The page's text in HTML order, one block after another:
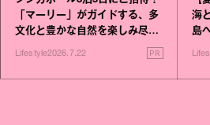
「マーリー」がガイドする、多
文化と豊かな自然を楽しみ尽く
Lifestyle2026.7.22 PR
海
島